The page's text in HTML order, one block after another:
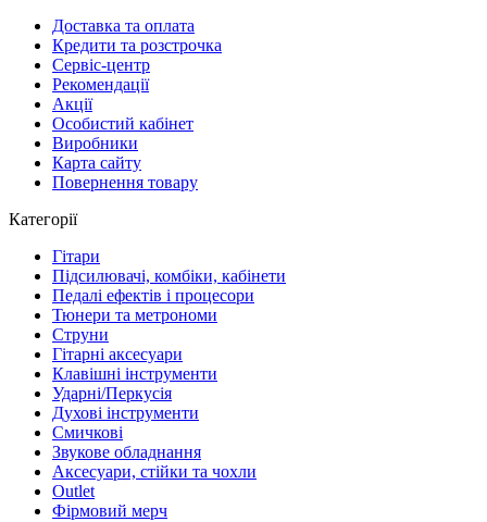
Доставка та оплата
Кредити та розстрочка
Сервіc-центр
Рекомендації
Акції
Особистий кабінет
Виробники
Карта сайту
Повернення товару
Категорії
Гітари
Підсилювачі, комбіки, кабінети
Педалі ефектів і процесори
Тюнери та метрономи
Струни
Гітарні аксесуари
Клавішні інструменти
Ударні/Перкусія
Духові інструменти
Смичкові
Звукове обладнання
Аксесуари, стійки та чохли
Outlet
Фірмовий мерч